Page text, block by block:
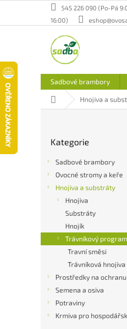
545 226 090 (Po-Pá
16:00)
Sadbové brambory
Domů Hnojiva a
n
e
kategorie
Kategorie
Sadbové brambory
Ovocné stromy a keře
Hnojiva a substráty
Hnojiva
Substráty
Hnojík
Trávníkový program
Travní směsi
Trávníková hnojiva
Prostředky na
Semena a osiva
Potraviny
Krmiva pro